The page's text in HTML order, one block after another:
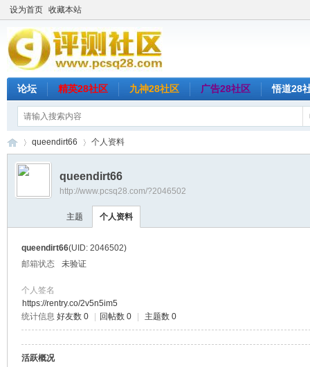
设为首页 收藏本站
论坛 精英28社区 九神28社区 广告28社区 悟道28
›
queendirt66 个人资料
queendirt66
http://www.pcsq28.com/?2046502
主题 个人资料
queendirt66(UID: 2046502)
邮箱状态
未验证
个人签名
https://rentry.co/2v5n5im5
统计信息 好友数 0 回帖数 0 主题数 0
活跃概况